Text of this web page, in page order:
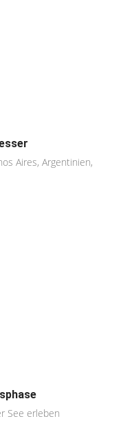
Aires, Argentinien,
See erleben